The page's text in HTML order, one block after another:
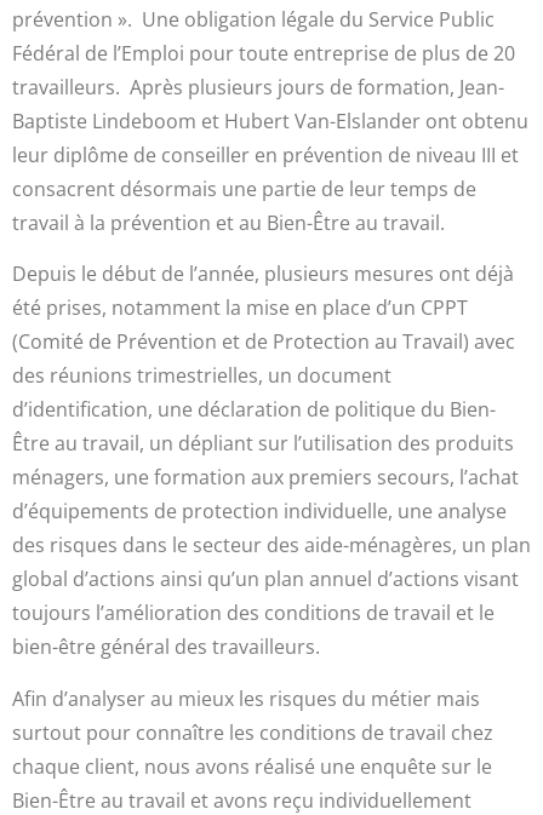
prévention ». Une obligation légale du Service Public
Fédéral de l’Emploi pour toute entreprise de plus de 20
travailleurs. Après plusieurs jours de formation, Jean-
Baptiste Lindeboom et Hubert Van-Elslander ont obtenu
leur diplôme de conseiller en prévention de niveau III et
consacrent désormais une partie de leur temps de
travail à la prévention et au Bien-Être au travail.
Depuis le début de l’année, plusieurs mesures ont déjà
été prises, notamment la mise en place d’un CPPT
(Comité de Prévention et de Protection au Travail) avec
des réunions trimestrielles, un document
d’identification, une déclaration de politique du Bien-
Être au travail, un dépliant sur l’utilisation des produits
ménagers, une formation aux premiers secours, l’achat
d’équipements de protection individuelle, une analyse
des risques dans le secteur des aide-ménagères, un plan
global d’actions ainsi qu’un plan annuel d’actions visant
toujours l’amélioration des conditions de travail et le
bien-être général des travailleurs.
Afin d’analyser au mieux les risques du métier mais
surtout pour connaître les conditions de travail chez
chaque client, nous avons réalisé une enquête sur le
Bien-Être au travail et avons reçu individuellement